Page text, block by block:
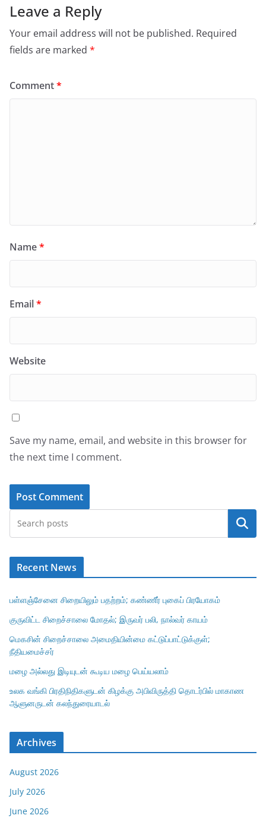
Leave a Reply
Your email address will not be published. Required
fields are marked *
Comment*
Name*
Email*
Website
Save my name, email, and website in this browser for
the next time I comment.
Search
Recent News
பள்ளஞ்சேனை சிறையிலும் பதற்றம்; கண்ணீர் புகைப் பிரயோகம்
குருவிட்ட சிறைச்சாலை மோதல்; இருவர் பலி, நால்வர் காயம்
மெகசின் சிறைச்சாலை அமைதியின்மை கட்டுப்பாட்டுக்குள்;
நீதியமைச்சர்
மழை அல்லது இடியுடன் கூடிய மழை பெய்யலாம்
உலக வங்கி பிரதிநிதிகளுடன் கிழக்கு அபிவிருத்தி தொடர்பில் மாகாண
ஆளுனருடன் கலந்துரையாடல்
Archives
August 2026
July 2026
June 2026